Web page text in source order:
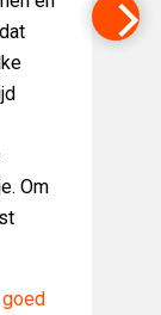
Om